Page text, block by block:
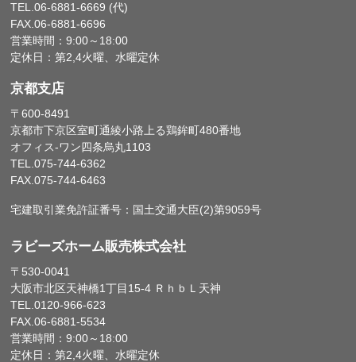
TEL.06-6881-6669 (代)
FAX.06-6881-6696
営業時間：9:00～18:00
定休日：第2,4火曜、水曜定休
京都支店
〒600-8491
京都市下京区室町通綾小路上る鶏鉾町480番地
オフィス-ワン四条烏丸1103
TEL.075-744-6362
FAX.075-744-6463
宅建取引業免許証番号：国土交通大臣(2)第9059号
ラビーズホーム販売株式会社
〒530-0041
大阪市北区天神橋1丁目15-4 ＲｈｂＬ天神
TEL.0120-966-623
FAX.06-6881-5534
営業時間：9:00～18:00
定休日：第2,4火曜、水曜定休